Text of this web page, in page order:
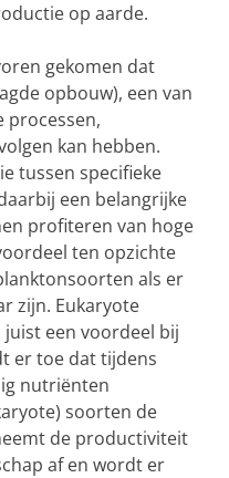
op aarde.
gekomen dat
opbouw), een van
processen,
kan hebben.
tussen specifieke
een belangrijke
profiteren van hoge
ten opzichte
als er
zijn. Eukaryote
een voordeel bij
er toe dat tijdens
nutriënten
soorten de
de productiviteit
af en wordt er